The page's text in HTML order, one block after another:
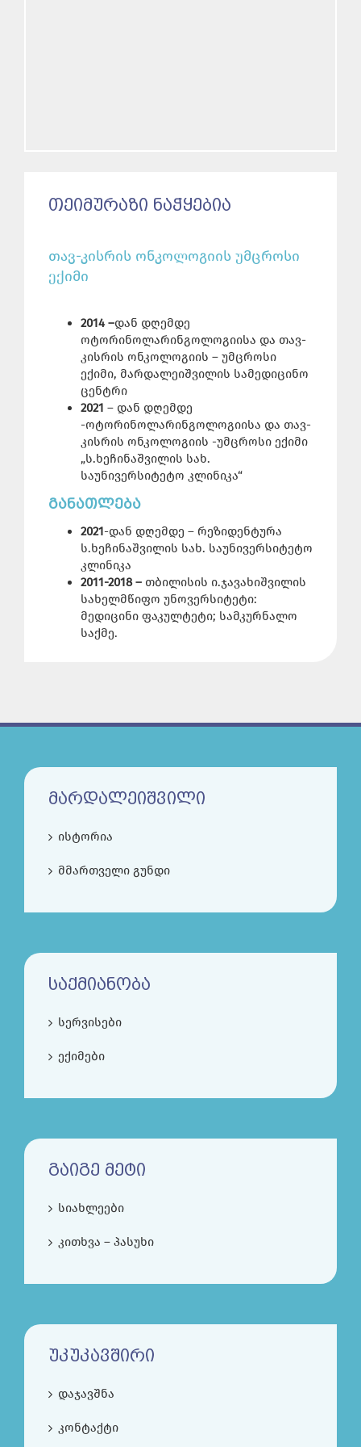
ᲗᲔᲘᲛᲣᲠᲐᲖᲘ ᲜᲐᲭᲧᲔᲑᲘᲐ
თავ-კისრის ონკოლოგიის უმცროსი
ექიმი
2014–დან დღემდე
ოტორინოლარინგოლოგიისა და თავ-
კისრის ონკოლოგიის – უმცროსი
ექიმი, მარდალეიშვილის სამედიცინო
ცენტრი
2021 – დან დღემდე
-ოტორინოლარინგოლოგიისა და თავ-
კისრის ონკოლოგიის -უმცროსი ექიმი
„ს.ხეჩინაშვილის სახ.
საუნივერსიტეტო კლინიკა“
ᲒᲐᲜᲐᲗᲚᲔᲑᲐ
2021-დან დღემდე – რეზიდენტურა
ს.ხეჩინაშვილის სახ. საუნივერსიტეტო
კლინიკა
2011-2018 – თბილისის ი.ჯავახიშვილის
სახელმწიფო უნოვერსიტეტი:
მედიცინი ფაკულტეტი; სამკურნალო
საქმე.
ᲛᲐᲠᲓᲐᲚᲔᲘᲨᲕᲘᲚᲘ
ისტორია
მმართველი გუნდი
ᲡᲐᲥᲛᲘᲐᲜᲝᲑᲐ
სერვისები
ექიმები
ᲒᲐᲘᲒᲔ ᲛᲔᲢᲘ
სიახლეები
კითხვა – პასუხი
ᲣᲙᲣᲙᲐᲕᲨᲘᲠᲘ
დაჯავშნა
კონტაქტი